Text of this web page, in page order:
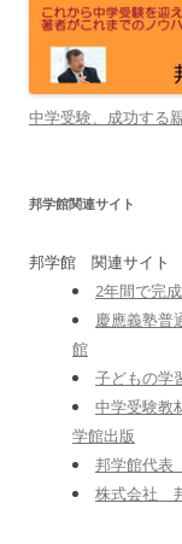
中学受験、成功する
邦学館関連サイト
邦学館 関連サイト
2年間で完
慶應義塾普
館
子どもの学
中学受験教
学館出版
邦学館代
株式会社